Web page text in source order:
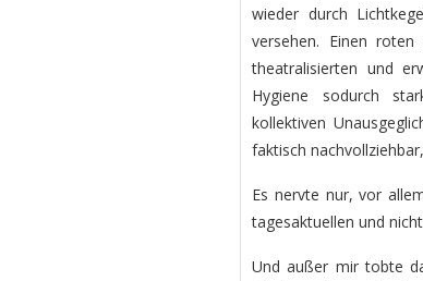
wieder durch
versehen. Einen
theatralisierten und
Hygiene sodurch
kollektiven
faktisch
Es nervte nur, vor
tagesaktuellen und
Und außer mir tobte